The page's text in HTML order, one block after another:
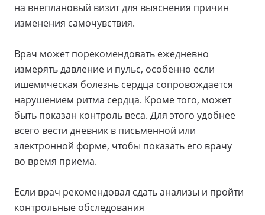
на внеплановый визит для выяснения причин
изменения самочувствия.
Врач может порекомендовать ежедневно
измерять давление и пульс, особенно если
ишемическая болезнь сердца сопровождается
нарушением ритма сердца. Кроме того, может
быть показан контроль веса. Для этого удобнее
всего вести дневник в письменной или
электронной форме, чтобы показать его врачу
во время приема.
Если врач рекомендовал сдать анализы и пройти
контрольные обследования